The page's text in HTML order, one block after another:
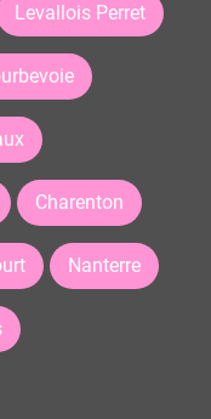
Levallois Perret
Charenton
Nanterre